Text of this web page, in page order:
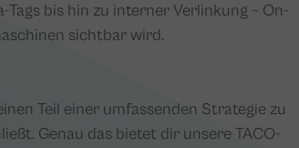
bis hin zu interner Verlinkung – On-
sichtbar wird.
Teil einer umfassenden Strategie zu
Genau das bietet dir unsere TACO-